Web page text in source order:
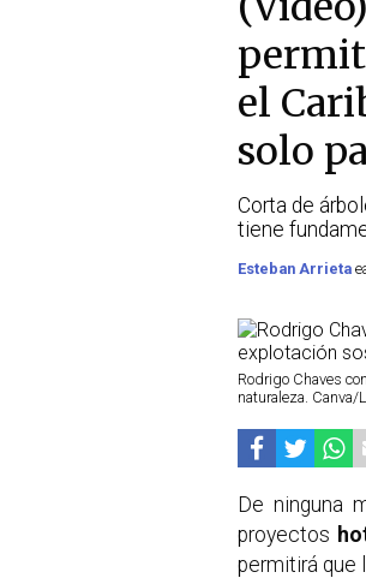
el
solo
Corta de
tiene
Esteban Arrieta
Rodrigo Chaves
naturaleza. Canva/
De ninguna
proyectos
permitirá que